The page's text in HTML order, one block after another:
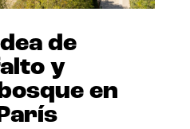
de
y
en